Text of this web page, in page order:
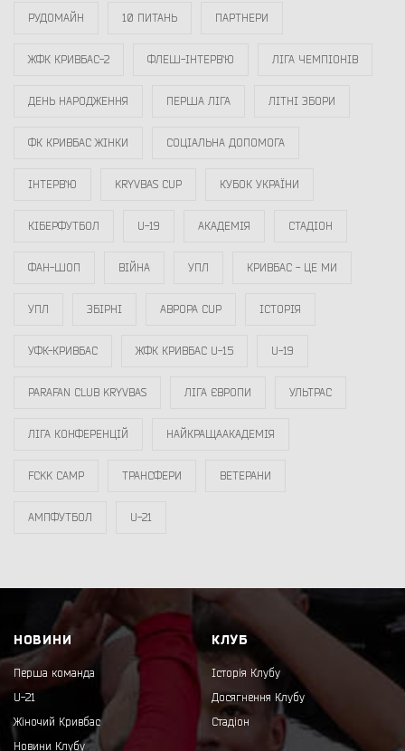
РУДОМАЙН 10 ПИТАНЬ ПАРТНЕРИ
ЖФК КРИВБАС-2 ФЛЕШ-ІНТЕРВ`Ю ЛІГА ЧЕМПІОНІВ
ДЕНЬ НАРОДЖЕННЯ ПЕРША ЛІГА ЛІТНІ ЗБОРИ
ФК КРИВБАС ЖІНКИ СОЦІАЛЬНА ДОПОМОГА
ІНТЕРВ`Ю KRYVBAS CUP КУБОК УКРАЇНИ
КІБЕРФУТБОЛ U-19 АКАДЕМІЯ СТАДІОН
ФАН-ШОП ВІЙНА УПЛ КРИВБАС - ЦЕ МИ
УПЛ ЗБІРНІ АВРОРА CUP ІСТОРІЯ
УФК-КРИВБАС ЖФК КРИВБАС U-15 U-19
PARAFAN CLUB KRYVBAS ЛІГА ЄВРОПИ УЛЬТРАС
ЛІГА КОНФЕРЕНЦІЙ НАЙКРАЩААКАДЕМІЯ
FCKK CAMP ТРАНСФЕРИ ВЕТЕРАНИ
АМПФУТБОЛ U-21
НОВИНИ
Перша команда
U-21
Жіночий Кривбас
Новини Клубу
КЛУБ
Історія Клубу
Досягнення Клубу
Стадіон